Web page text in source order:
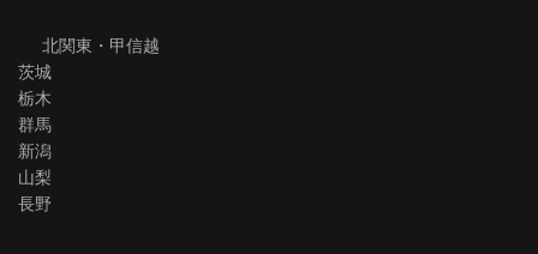
北関東・甲信越
茨城
栃木
群馬
新潟
山梨
長野